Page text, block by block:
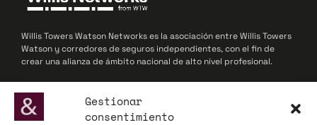
Gestionar
consentimiento
Willis Towers Watson Networks es la asociación entre Willis Towers
Watson y corredores de seguros independientes, con el fin de
crear una alianza de ámbito nacional de alto nivel profesional.
© 2025 Willis Towers Watson Networks / Willis Towers Watson